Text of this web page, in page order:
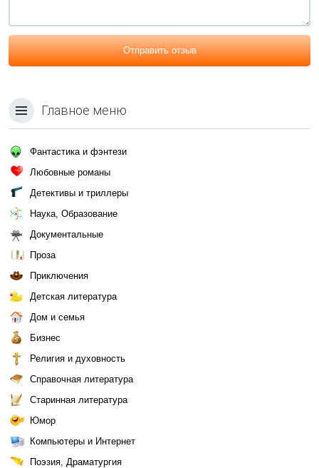
Отправить отзыв
Главное меню
Фантастика и фэнтези
Любовные романы
Детективы и триллеры
Наука, Образование
Документальные
Проза
Приключения
Детская литература
Дом и семья
Бизнес
Религия и духовность
Справочная литература
Старинная литература
Юмор
Компьютеры и Интернет
Поэзия, Драматургия